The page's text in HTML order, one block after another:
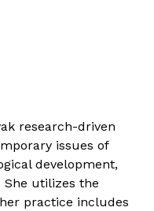
research-driven
issues of
development,
utilizes the
practice includes